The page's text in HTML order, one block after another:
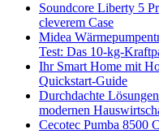
Soundcore Liberty 5
cleverem Case
Midea
Test: Das 10-kg-
Ihr Smart Home mit
Quickstart-Guide
Durchdachte
modernen
Cecotec Pumba 8500